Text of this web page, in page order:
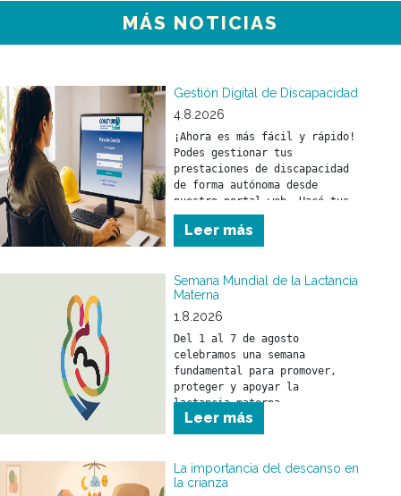
MÁS NOTICIAS
Gestión Digital de Discapacidad
4.8.2026
¡Ahora es más fácil y rápido!
Podes gestionar tus
prestaciones de discapacidad
de forma autónoma desde
nuestro portal web. Hacé tus
trámites en el momento que lo
necesites y sin moverte de tu
casa.
Leer más
Semana Mundial de la Lactancia
Materna
1.8.2026
Del 1 al 7 de agosto
celebramos una semana
fundamental para promover,
proteger y apoyar la
lactancia materna.
Leer más
La importancia del descanso en
la crianza